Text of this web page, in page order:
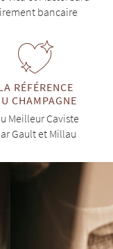
bancaire
RÉFÉRENCE
CHAMPAGNE
Meilleur Caviste
Gault et Millau